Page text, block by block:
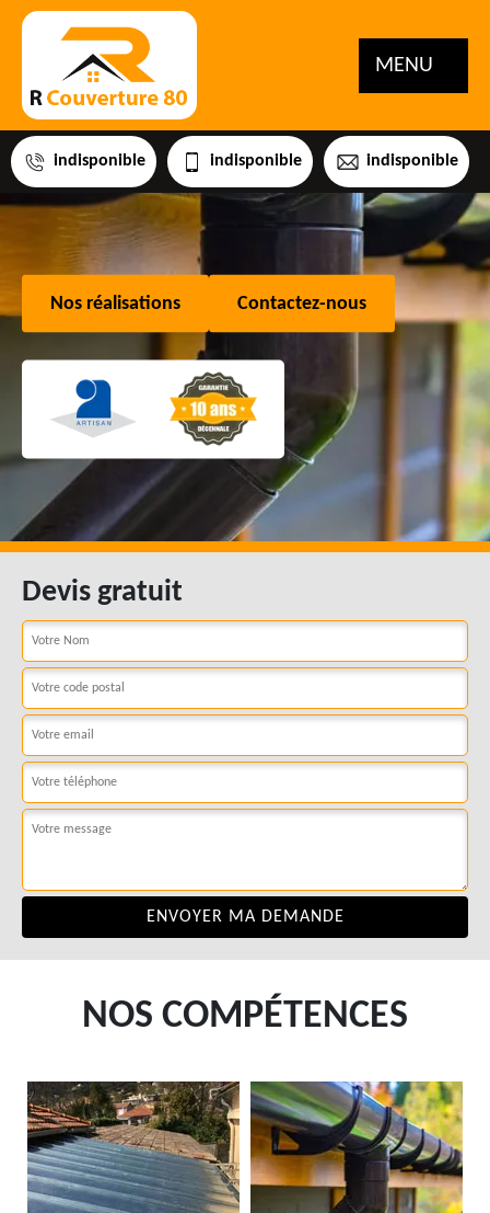
MENU
indisponible indisponible indisponible
Nos réalisations Contactez-nous
Devis gratuit
NOS COMPÉTENCES